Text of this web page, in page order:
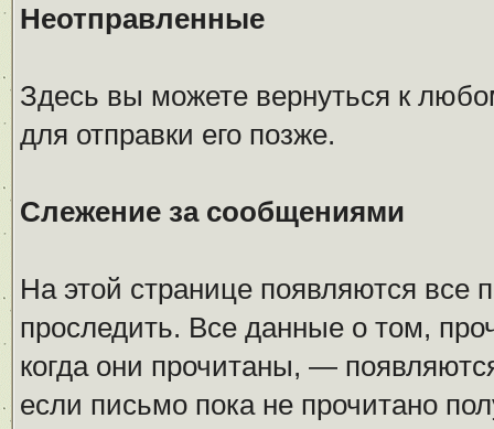
Неотправленные
Здесь вы можете вернуться к
для отправки его позже.
Слежение за сообщениями
На этой странице появляются
проследить. Все данные о том,
когда они прочитаны, —
если письмо пока не прочитано